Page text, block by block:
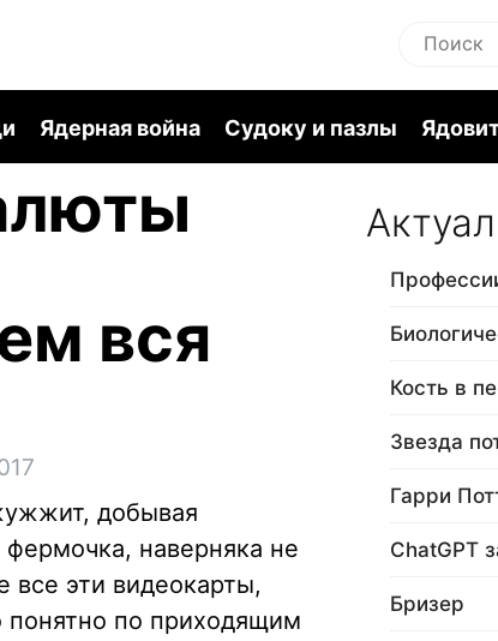
Ядерная война Судоку и пазлы
вся
добывая
наверняка не
все эти видеокарты,
по приходящим
Кость в
Звезда
Гарри
ChatGPT
Бризер